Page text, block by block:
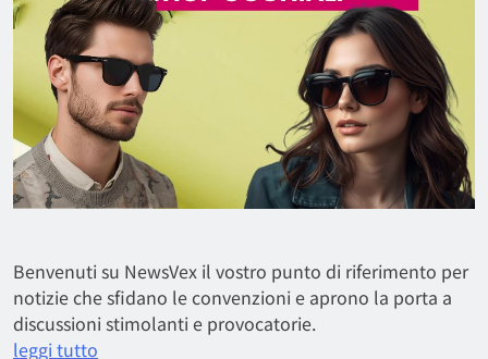
Benvenuti su NewsVex il vostro punto di riferimento per
notizie che sfidano le convenzioni e aprono la porta a
discussioni stimolanti e provocatorie.
leggi tutto